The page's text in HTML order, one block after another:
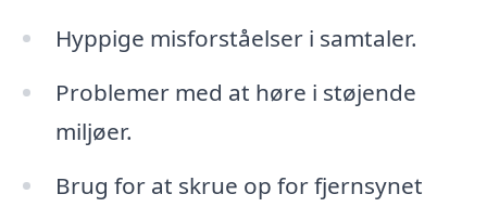
Hyppige misforståelser i samtaler.
Problemer med at høre i støjende
miljøer.
Brug for at skrue op for fjernsynet